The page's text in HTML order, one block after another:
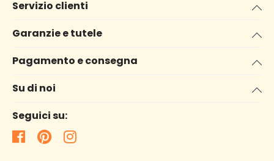
Servizio clienti
Garanzie e tutele
Pagamento e consegna
Su di noi
Seguici su: